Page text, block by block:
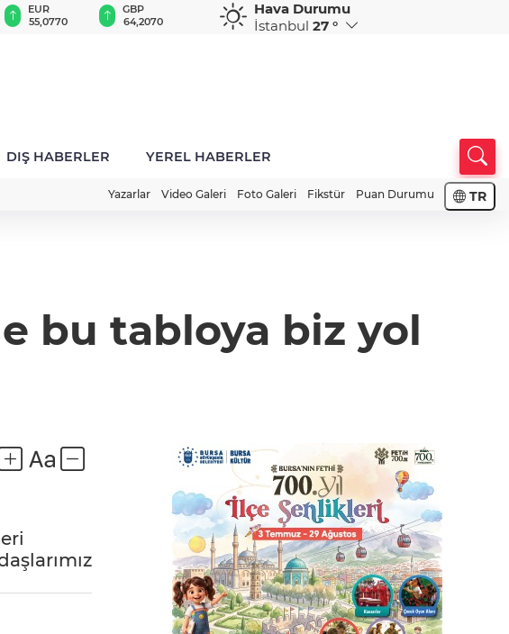
EUR
55,0770
GBP
64,2070
CHF
58,9279
CAD
33,9617
Hava Durumu
İstanbul 27 °
DIŞ HABERLER YEREL HABERLER
Yazarlar Video Galeri Foto Galeri Fikstür Puan Durumu TR
bu tabloya biz yol